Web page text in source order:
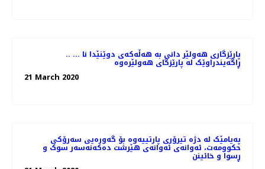
.. پارێزگاری هەولێر دانی بە هەڵەکەی دوێنێدا نا ...
ڕاگەیندراوێک لە پارێزگای هەولێرەوە
21 March 2020
پەیامێک لە دژە تیرۆری پارتییەوە بۆ گەورەیی سەرۆکی
حکوومەت، ئەوانەی ئەوانەی هێرشت دەکەنەسەر سوک و
ڕسوا و خائینن